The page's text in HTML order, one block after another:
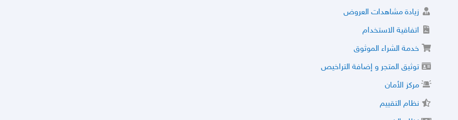
زيادة مشاهدات العروض
اتفاقية الاستخدام
خدمة الشراء الموثوق
توثيق المتجر و إضافة التراخيص
مركز الأمان
نظام التقييم